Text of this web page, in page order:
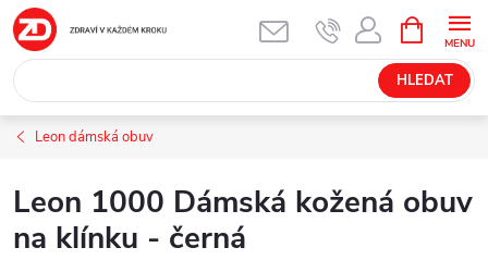
Přejít
na
obsah
HLEDAT
NÁKUPNÍ
KOŠÍK
Leon dámská obuv
Leon 1000 Dámská kožená obuv
na klínku - černá